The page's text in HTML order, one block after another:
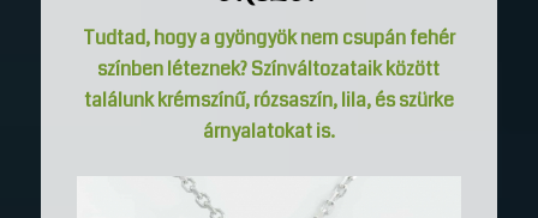
Tudtad, hogy a gyöngyök nem csupán fehér
színben léteznek? Színváltozataik között
találunk krémszínű, rózsaszín, lila, és szürke
árnyalatokat is.